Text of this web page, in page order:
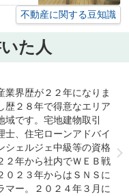
不動産に関する豆知識
た人
業界歴が２２年になりま
歴２８年で得意なエリア
です。宅地建物取引
士、住宅ローンアドバイ
シェルジェ中級等の資格
２年から社内でＷＥＢ戦
０２３年からはＳＮＳに
マー。２０２４年３月に